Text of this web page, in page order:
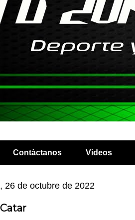
Contàctanos Videos
26 de octubre de 2022